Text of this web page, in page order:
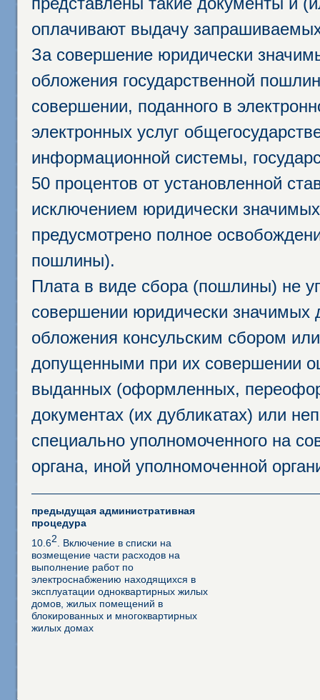
оплачивают выдачу
За совершение юридически
обложения государственной
совершении, поданного в
электронных услуг
информационной системы,
50 процентов от установленной
исключением юридически
предусмотрено полное
пошлины).
Плата в виде сбора (пошлины) не
совершении юридически
обложения консульским сбором
допущенными при их совершении
выданных (оформленных,
документах (их дубликатах) или
специально уполномоченного на
органа, иной уполномоченной
предыдущая административная
процедура
10.62 . Включение в списки на
возмещение части расходов на
выполнение работ по
электроснабжению находящихся в
эксплуатации одноквартирных жилых
домов, жилых помещений в
блокированных и многоквартирных
жилых домах